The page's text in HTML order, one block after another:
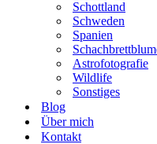
Schottland
Schweden
Spanien
Astrofotografie
Wildlife
Sonstiges
Blog
Über mich
Kontakt